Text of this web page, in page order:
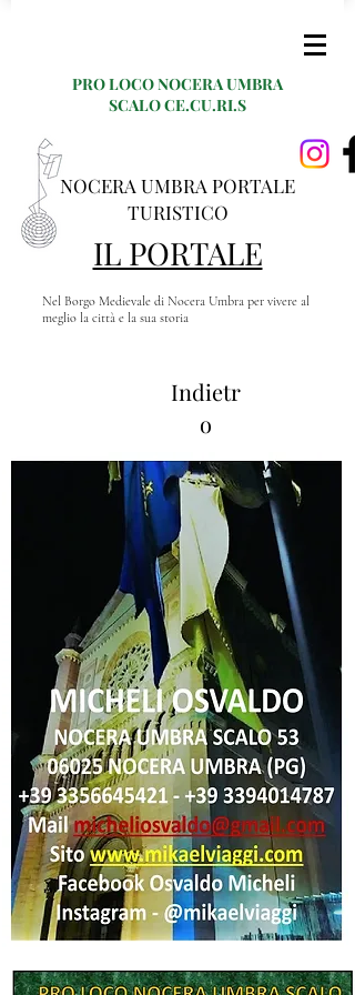
PRO LOCO NOCERA UMBRA
SCALO CE.CU.RI.S
NOCERA UMBRA PORTALE
TURISTICO
IL PORTALE
Nel Borgo Medievale di Nocera Umbra per vivere al
meglio la città e la sua storia
Indietr
o